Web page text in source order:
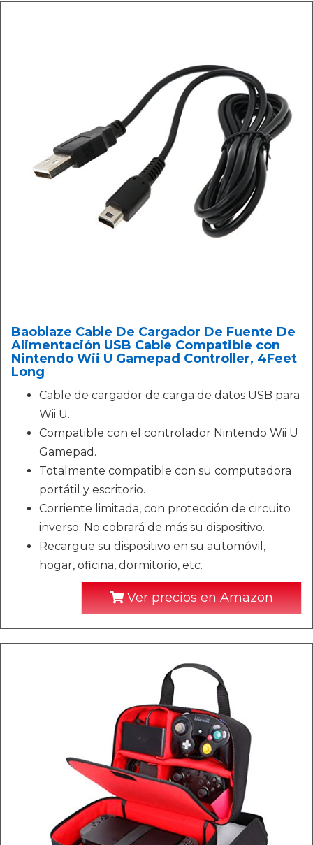
Baoblaze Cable De Cargador De Fuente De
Alimentación USB Cable Compatible con
Nintendo Wii U Gamepad Controller, 4Feet
Long
Cable de cargador de carga de datos USB para
Wii U.
Compatible con el controlador Nintendo Wii U
Gamepad.
Totalmente compatible con su computadora
portátil y escritorio.
Corriente limitada, con protección de circuito
inverso. No cobrará de más su dispositivo.
Recargue su dispositivo en su automóvil,
hogar, oficina, dormitorio, etc.
Ver precios en Amazon